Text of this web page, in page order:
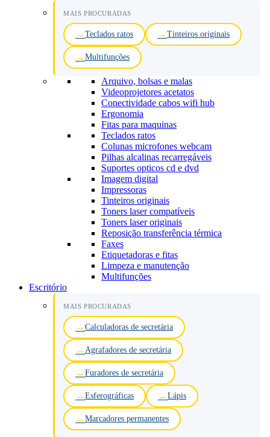
MAIS PROCURADAS
Teclados ratos Tinteiros originais
Multifunções
Arquivo, bolsas e malas
Videoprojetores acetatos
Conectividade cabos wifi hub
Ergonomia
Fitas para maquinas
Teclados ratos
Colunas microfones webcam
Pilhas alcalinas recarregáveis
Suportes opticos cd e dvd
Imagem digital
Impressoras
Tinteiros originais
Toners laser compatíveis
Toners laser originais
Reposição transferência térmica
Faxes
Etiquetadoras e fitas
Limpeza e manutenção
Multifunções
Escritório
MAIS PROCURADAS
Calculadoras de secretária
Agrafadores de secretária
Furadores de secretária
Esferográficas Lápis
Marcadores permanentes